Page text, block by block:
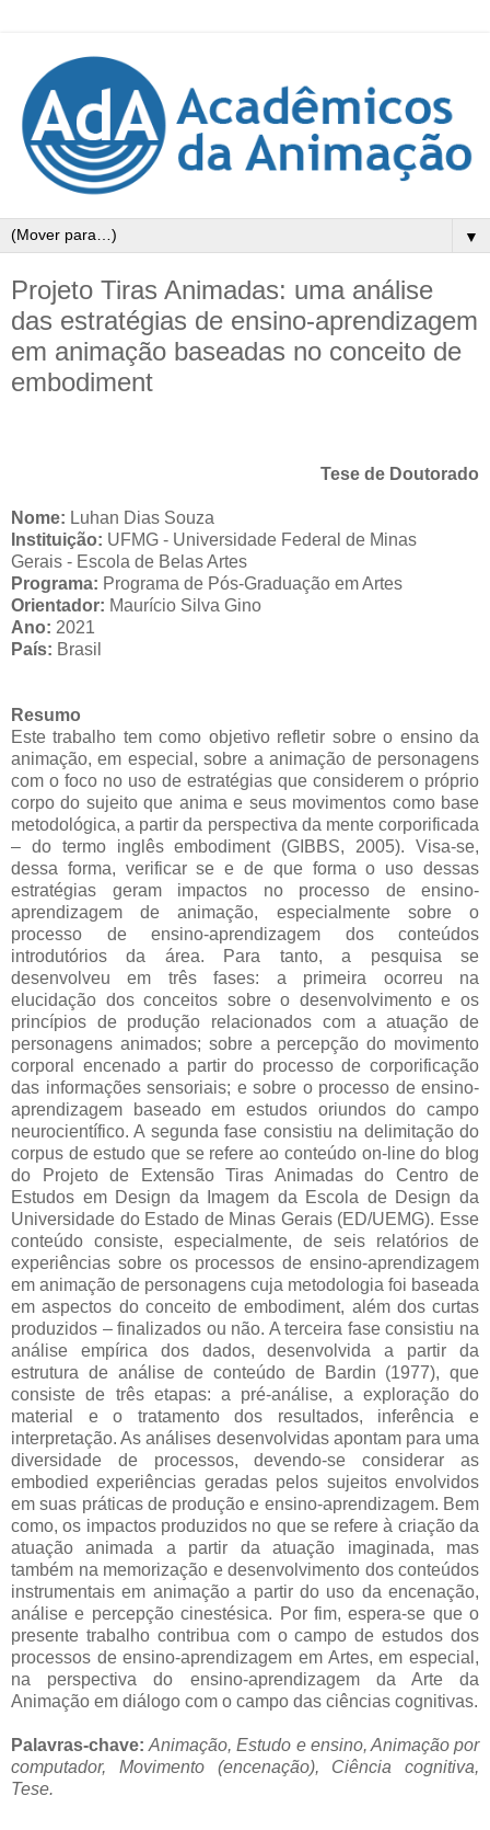
▼
Projeto Tiras Animadas: uma análise
das estratégias de ensino-aprendizagem
em animação baseadas no conceito de
embodiment
Tese de Doutorado
Nome: Luhan Dias Souza
Instituição: UFMG - Universidade Federal de Minas
Gerais - Escola de Belas Artes
Programa: Programa de Pós-Graduação em Artes
Orientador: Maurício Silva Gino
Ano: 2021
País: Brasil
Resumo
Este trabalho tem como objetivo refletir sobre o ensino da
animação, em especial, sobre a animação de personagens
com o foco no uso de estratégias que considerem o próprio
corpo do sujeito que anima e seus movimentos como base
metodológica, a partir da perspectiva da mente corporificada
– do termo inglês embodiment (GIBBS, 2005). Visa-se,
dessa forma, verificar se e de que forma o uso dessas
estratégias geram impactos no processo de ensino-
aprendizagem de animação, especialmente sobre o
processo de ensino-aprendizagem dos conteúdos
introdutórios da área. Para tanto, a pesquisa se
desenvolveu em três fases: a primeira ocorreu na
elucidação dos conceitos sobre o desenvolvimento e os
princípios de produção relacionados com a atuação de
personagens animados; sobre a percepção do movimento
corporal encenado a partir do processo de corporificação
das informações sensoriais; e sobre o processo de ensino-
aprendizagem baseado em estudos oriundos do campo
neurocientífico. A segunda fase consistiu na delimitação do
corpus de estudo que se refere ao conteúdo on-line do blog
do Projeto de Extensão Tiras Animadas do Centro de
Estudos em Design da Imagem da Escola de Design da
Universidade do Estado de Minas Gerais (ED/UEMG). Esse
conteúdo consiste, especialmente, de seis relatórios de
experiências sobre os processos de ensino-aprendizagem
em animação de personagens cuja metodologia foi baseada
em aspectos do conceito de embodiment, além dos curtas
produzidos – finalizados ou não. A terceira fase consistiu na
análise empírica dos dados, desenvolvida a partir da
estrutura de análise de conteúdo de Bardin (1977), que
consiste de três etapas: a pré-análise, a exploração do
material e o tratamento dos resultados, inferência e
interpretação. As análises desenvolvidas apontam para uma
diversidade de processos, devendo-se considerar as
embodied experiências geradas pelos sujeitos envolvidos
em suas práticas de produção e ensino-aprendizagem. Bem
como, os impactos produzidos no que se refere à criação da
atuação animada a partir da atuação imaginada, mas
também na memorização e desenvolvimento dos conteúdos
instrumentais em animação a partir do uso da encenação,
análise e percepção cinestésica. Por fim, espera-se que o
presente trabalho contribua com o campo de estudos dos
processos de ensino-aprendizagem em Artes, em especial,
na perspectiva do ensino-aprendizagem da Arte da
Animação em diálogo com o campo das ciências cognitivas.
Palavras-chave:Animação, Estudo e ensino, Animação por
computador, Movimento (encenação), Ciência cognitiva,
Tese.